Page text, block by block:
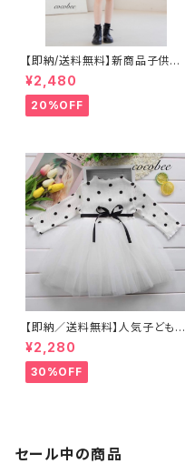
【即納/送料無料】新商品子供ワ
ンピースブラック色子供トップス
スカート付き長袖ワンピース海
外子供服
¥2,480
20%OFF
【即納／送料無料】人気子どもド
レスワンピース女の子フォーマ
ルホワイトブラックピンク色ドレ
ス好評再入荷 ドット柄 長袖
ワンピース 七五三ドレス入園
¥2,280
30%OFF
セール中の商品